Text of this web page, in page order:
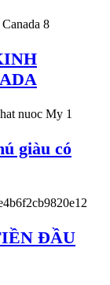
giàu có
ĐẦU